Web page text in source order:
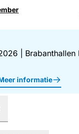
Brabanthallen
informatie